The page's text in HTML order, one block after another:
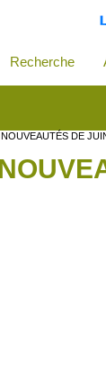
Recherche
DE